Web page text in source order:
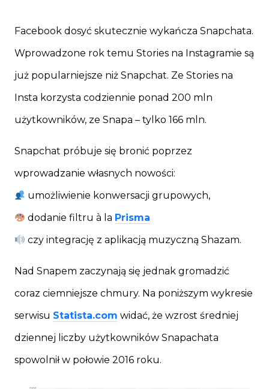
Facebook dosyć skutecznie wykańcza Snapchata.
Wprowadzone rok temu Stories na Instagramie są
już popularniejsze niż Snapchat. Ze Stories na
Insta korzysta codziennie ponad 200 mln
użytkowników, ze Snapa – tylko 166 mln.
Snapchat próbuje się bronić poprzez
wprowadzanie własnych nowości:
umożliwienie konwersacji grupowych,
dodanie filtru à la Prisma
czy integrację z aplikacją muzyczną Shazam.
Nad Snapem zaczynają się jednak gromadzić
coraz ciemniejsze chmury. Na poniższym wykresie
serwisu Statista.com widać, że wzrost średniej
dziennej liczby użytkowników Snapachata
spowolnił w połowie 2016 roku.